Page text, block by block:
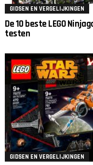
GIDSEN EN VERGELIJKINGEN
De 10 beste LEGO
testen
GIDSEN EN VERGELIJKINGEN